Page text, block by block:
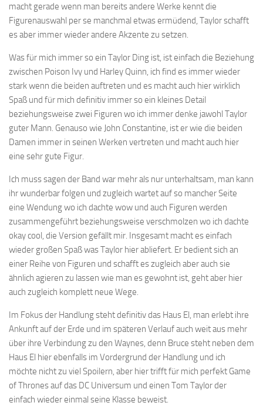
macht gerade wenn man bereits andere Werke kennt die
Figurenauswahl per se manchmal etwas ermüdend, Taylor schafft
es aber immer wieder andere Akzente zu setzen.
Was für mich immer so ein Taylor Ding ist, ist einfach die Beziehung
zwischen Poison Ivy und Harley Quinn, ich find es immer wieder
stark wenn die beiden auftreten und es macht auch hier wirklich
Spaß und für mich definitiv immer so ein kleines Detail
beziehungsweise zwei Figuren wo ich immer denke jawohl Taylor
guter Mann. Genauso wie John Constantine, ist er wie die beiden
Damen immer in seinen Werken vertreten und macht auch hier
eine sehr gute Figur.
Ich muss sagen der Band war mehr als nur unterhaltsam, man kann
ihr wunderbar folgen und zugleich wartet auf so mancher Seite
eine Wendung wo ich dachte wow und auch Figuren werden
zusammengeführt beziehungsweise verschmolzen wo ich dachte
okay cool, die Version gefällt mir. Insgesamt macht es einfach
wieder großen Spaß was Taylor hier abliefert. Er bedient sich an
einer Reihe von Figuren und schafft es zugleich aber auch sie
ähnlich agieren zu lassen wie man es gewohnt ist, geht aber hier
auch zugleich komplett neue Wege.
Im Fokus der Handlung steht definitiv das Haus El, man erlebt ihre
Ankunft auf der Erde und im späteren Verlauf auch weit aus mehr
über ihre Verbindung zu den Waynes, denn Bruce steht neben dem
Haus El hier ebenfalls im Vordergrund der Handlung und ich
möchte nicht zu viel Spoilern, aber hier trifft für mich perfekt Game
of Thrones auf das DC Universum und einen Tom Taylor der
einfach wieder einmal seine Klasse beweist.